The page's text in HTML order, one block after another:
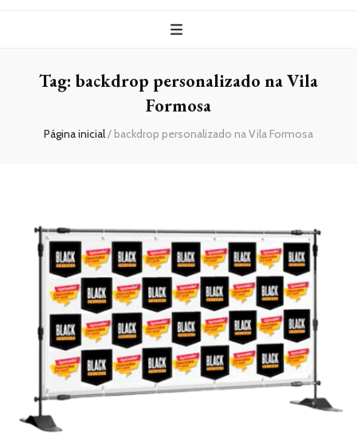
Tag: backdrop personalizado na Vila
Formosa
Página inicial/ backdrop personalizado na Vila Formosa